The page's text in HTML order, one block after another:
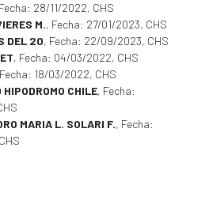
28/11/2022, CHS
M., Fecha: 27/01/2023, CHS
DEL 20, Fecha: 22/09/2023, CHS
, Fecha: 04/03/2022, CHS
18/03/2022, CHS
HIPODROMO CHILE, Fecha:
MARIA L. SOLARI F., Fecha: